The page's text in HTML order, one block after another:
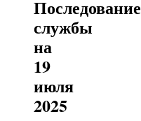
Последование
службы
на
19
июля
2025